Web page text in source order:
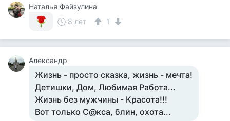
Наталья Файзулина
8 лет
1
Александр
Жизнь - просто сказка, жизнь - мечта!
Детишки, Дом, Любимая Работа...
Жизнь без мужчины - Красота!!!
Вот только С@кса, блин, охота...